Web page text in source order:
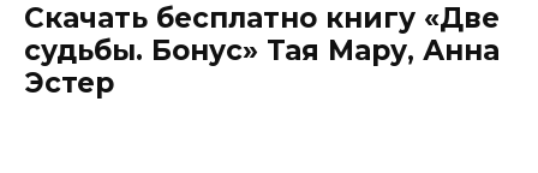
Скачать бесплатно книгу «Две
судьбы. Бонус» Тая Мару, Анна
Эстер